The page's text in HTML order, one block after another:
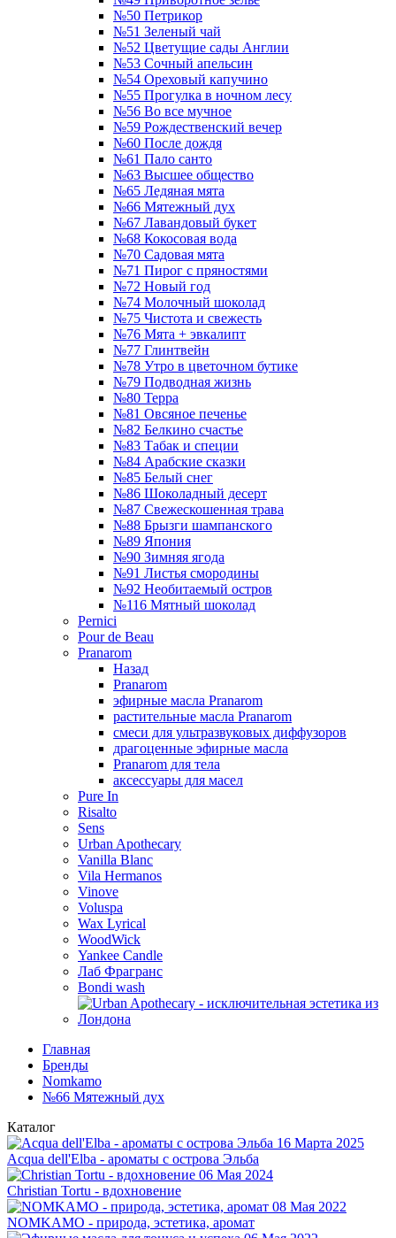
№50 Петрикор
№51 Зеленый чай
№52 Цветущие сады Англии
№53 Сочный апельсин
№54 Ореховый капучино
№55 Прогулка в ночном лесу
№56 Во все мучное
№59 Рождественский вечер
№60 После дождя
№61 Пало санто
№63 Высшее общество
№65 Ледяная мята
№66 Мятежный дух
№67 Лавандовый букет
№68 Кокосовая вода
№70 Садовая мята
№71 Пирог с пряностями
№72 Новый год
№74 Молочный шоколад
№75 Чистота и свежесть
№76 Мята + эвкалипт
№77 Глинтвейн
№78 Утро в цветочном бутике
№79 Подводная жизнь
№80 Терра
№81 Овсяное печенье
№82 Белкино счастье
№83 Табак и специи
№84 Арабские сказки
№85 Белый снег
№86 Шоколадный десерт
№87 Свежескошенная трава
№88 Брызги шампанского
№89 Япония
№90 Зимняя ягода
№91 Листья смородины
№92 Необитаемый остров
№116 Мятный шоколад
Pernici
Pour de Beau
Pranarom
Назад
Pranarom
эфирные масла Pranarom
растительные масла Pranarom
смеси для ультразвуковых диффузоров
драгоценные эфирные масла
Pranarom для тела
аксессуары для масел
Pure In
Risalto
Sens
Urban Apothecary
Vanilla Blanc
Vila Hermanos
Vinove
Voluspa
Wax Lyrical
WoodWick
Yankee Candle
Лаб Фрагранс
Bondi wash
Главная
Бренды
Nomkamo
№66 Мятежный дух
Каталог
16 Марта 2025
Acqua dell'Elba - ароматы с острова Эльба
06 Мая 2024
Christian Tortu - вдохновение
08 Мая 2022
NOMKAMO - природа, эстетика, аромат